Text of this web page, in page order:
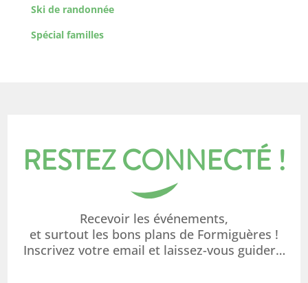
Ski de randonnée
Spécial familles
RESTEZ CONNECTÉ !
Recevoir les événements,
et surtout les bons plans de Formiguères !
Inscrivez votre email et laissez-vous guider…